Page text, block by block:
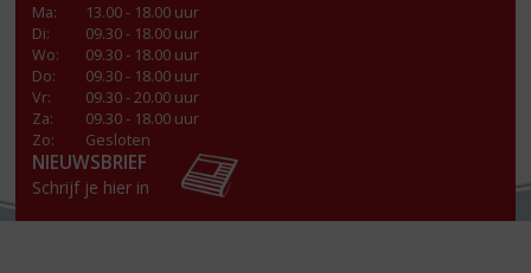
Ma:
13.00 - 18.00 uur
Di:
09.30 - 18.00 uur
Wo:
09.30 - 18.00 uur
Do:
09.30 - 18.00 uur
Vr:
09.30 - 20.00 uur
Za:
09.30 - 18.00 uur
Zo:
Gesloten
NIEUWSBRIEF
Schrijf je hier in